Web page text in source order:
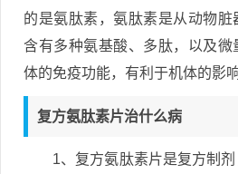
的是氨肽素，氨肽素是从动物脏
含有多种氨基酸、多肽，以及
体的免疫功能，有利于机体的影响
复方氨肽素片治什么病
1、复方氨肽素片是复方制